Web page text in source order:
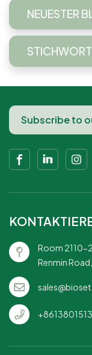
NEUESTER
Room 2110-
Renmin